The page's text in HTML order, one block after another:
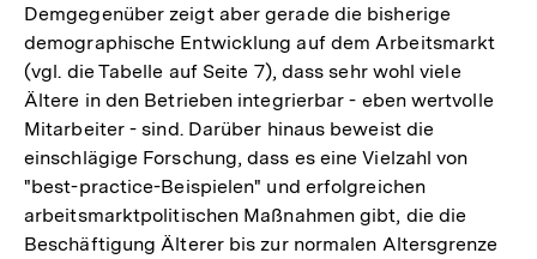
Demgegenüber zeigt aber gerade die bisherige
demographische Entwicklung auf dem Arbeitsmarkt
(vgl. die Tabelle auf Seite 7), dass sehr wohl viele
Ältere in den Betrieben integrierbar - eben wertvolle
Mitarbeiter - sind. Darüber hinaus beweist die
einschlägige Forschung, dass es eine Vielzahl von
"best-practice-Beispielen" und erfolgreichen
arbeitsmarktpolitischen Maßnahmen gibt, die die
Beschäftigung Älterer bis zur normalen Altersgrenze